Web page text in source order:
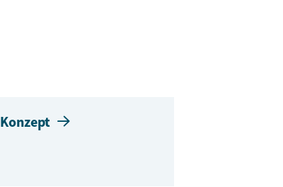
Konzept